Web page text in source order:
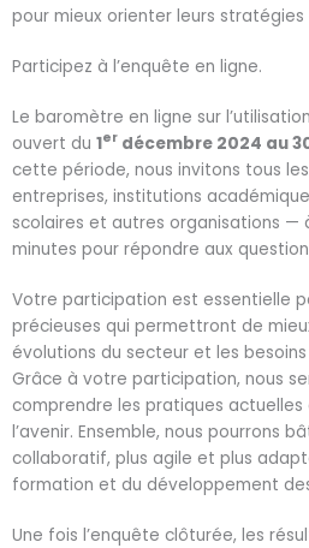
pour mieux orienter leurs
Participez à l’enquête en ligne.
Le baromètre en ligne sur
ouvert du 1er décembre 2024 au
cette période, nous invitons tous
entreprises, institutions
scolaires et autres organisations —
minutes pour répondre aux
Votre participation est essentielle
précieuses qui permettront de
évolutions du secteur et les
Grâce à votre participation, nous
comprendre les pratiques
l’avenir. Ensemble, nous pourrons
collaboratif, plus agile et plus
formation et du développement
Une fois l’enquête clôturée, les